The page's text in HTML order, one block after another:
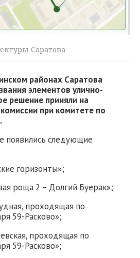
Саратова
районах Саратова
элементов улично-
решение приняли на
при комитете по
появились следующие
горизонты»;
роща 2 – Долгий Буерак»;
проходящая по
59-Расково»;
проходящая по
59-Расково»;